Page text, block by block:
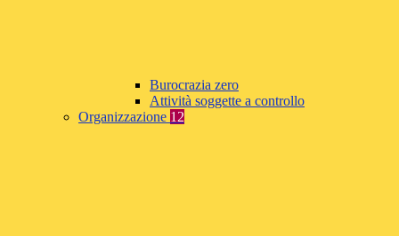
Burocrazia zero
Attività soggette a controllo
Organizzazione 12